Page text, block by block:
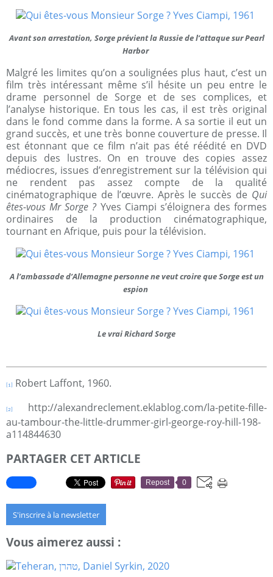
Avant son arrestation, Sorge prévient la Russie de l’attaque sur Pearl
Harbor
Malgré les limites qu’on a soulignées plus haut, c’est un
film très intéressant même s’il hésite un peu entre le
drame personnel de Sorge et de ses complices, et
l’analyse historique. En tous les cas, il est très original
dans le fond comme dans la forme. A sa sortie il eut un
grand succès, et une très bonne couverture de presse. Il
est étonnant que ce film n’ait pas été réédité en DVD
depuis des lustres. On en trouve des copies assez
médiocres, issues d’enregistrement sur la télévision qui
ne rendent pas assez compte de la qualité
cinématographique de l’œuvre. Après le succès de Qui
êtes-vous Mr Sorge ? Yves Ciampi s’éloignera des formes
ordinaires de la production cinématographique,
tournant en Afrique, puis pour la télévision.
A l’ambassade d’Allemagne personne ne veut croire que Sorge est un
espion
Le vrai Richard Sorge
[1] Robert Laffont, 1960.
[2]
http://alexandreclement.eklablog.com/la-petite-fille-
au-tambour-the-little-drummer-girl-george-roy-hill-198-
a114844630
PARTAGER CET ARTICLE
Repost 0
S'inscrire à la newsletter
Vous aimerez aussi :